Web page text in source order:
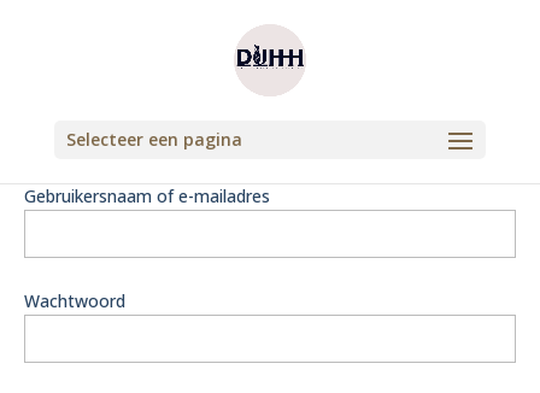
Selecteer een pagina
Gebruikersnaam of e-mailadres
Wachtwoord